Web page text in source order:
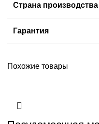
Страна производства
Гарантия
Похожие товары